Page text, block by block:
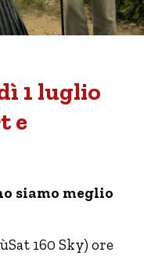
1 luglio
e
siamo meglio
160 Sky) ore